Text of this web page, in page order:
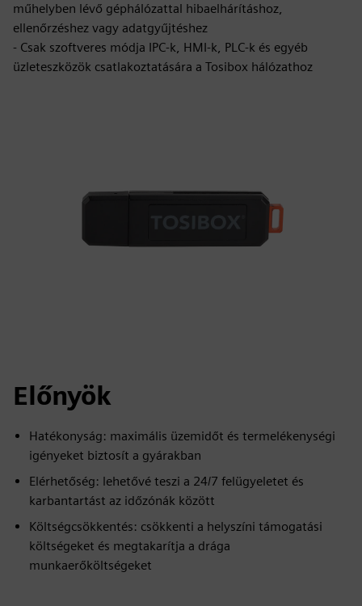
műhelyben lévő géphálózattal hibaelhárításhoz,
ellenőrzéshez vagy adatgyűjtéshez
- Csak szoftveres módja IPC-k, HMI-k, PLC-k és egyéb
üzleteszközök csatlakoztatására a Tosibox hálózathoz
Előnyök
Hatékonyság: maximális üzemidőt és termelékenységi
igényeket biztosít a gyárakban
Elérhetőség: lehetővé teszi a 24/7 felügyeletet és
karbantartást az időzónák között
Költségcsökkentés: csökkenti a helyszíni támogatási
költségeket és megtakarítja a drága
munkaerőköltségeket